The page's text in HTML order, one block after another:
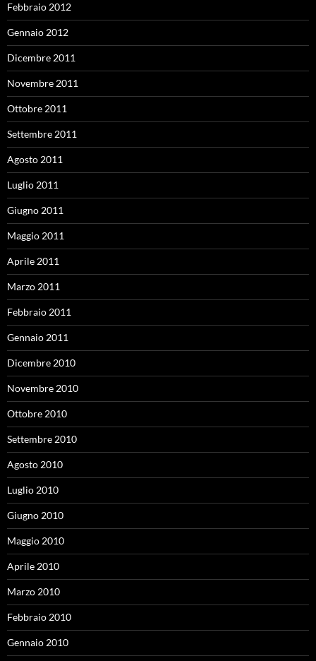
Febbraio 2012
Gennaio 2012
Dicembre 2011
Novembre 2011
Ottobre 2011
Settembre 2011
Agosto 2011
Luglio 2011
Giugno 2011
Maggio 2011
Aprile 2011
Marzo 2011
Febbraio 2011
Gennaio 2011
Dicembre 2010
Novembre 2010
Ottobre 2010
Settembre 2010
Agosto 2010
Luglio 2010
Giugno 2010
Maggio 2010
Aprile 2010
Marzo 2010
Febbraio 2010
Gennaio 2010